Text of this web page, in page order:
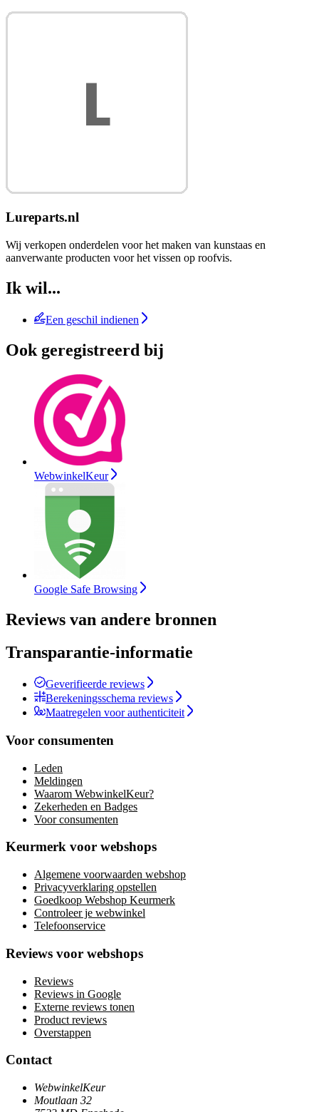
Lureparts.nl
Wij verkopen onderdelen voor het maken van kunstaas en
aanverwante producten voor het vissen op roofvis.
Ik wil...
Een geschil indienen
Ook geregistreerd bij
WebwinkelKeur
Google Safe Browsing
Reviews van andere bronnen
Transparantie-informatie
Geverifieerde reviews
Berekeningsschema reviews
Maatregelen voor authenticiteit
Voor consumenten
Leden
Meldingen
Waarom WebwinkelKeur?
Zekerheden en Badges
Voor consumenten
Keurmerk voor webshops
Algemene voorwaarden webshop
Privacyverklaring opstellen
Goedkoop Webshop Keurmerk
Controleer je webwinkel
Telefoonservice
Reviews voor webshops
Reviews
Reviews in Google
Externe reviews tonen
Product reviews
Overstappen
Contact
WebwinkelKeur
Moutlaan 32